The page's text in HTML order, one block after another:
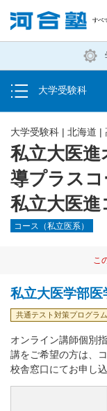
塾生の方
大学受験科
入塾説明会・個別
学費・入塾手続き
入塾から授業開始
私立大医
導プラスコ
私立大医進
大学受験科 | 北海道 |
コース（私立医系）
こ
私立大医学部医
共通テスト対策プログラム
オンライン講師個別
講をご希望の方は、
校舎窓口にてお申し